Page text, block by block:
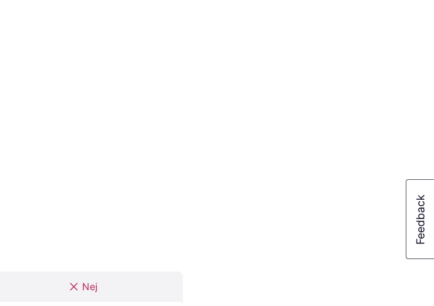
Nej